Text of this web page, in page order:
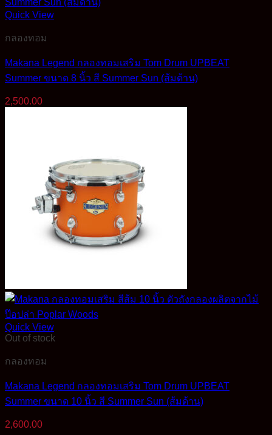
Quick View
กลองทอม
Makana Legend กลองทอมเสริม Tom Drum UPBEAT
Summer ขนาด 8 นิ้ว สี Summer Sun (ส้มด้าน)
2,500.00
Quick View
Out of stock
กลองทอม
Makana Legend กลองทอมเสริม Tom Drum UPBEAT
Summer ขนาด 10 นิ้ว สี Summer Sun (ส้มด้าน)
2,600.00